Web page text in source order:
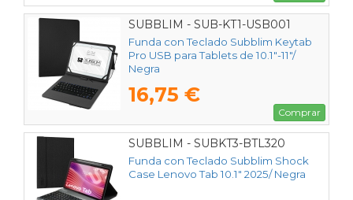
SUBBLIM - SUB-KT1-USB001
Funda con Teclado Subblim Keytab
Pro USB para Tablets de 10.1"-11"/
Negra
16,75 €
Comprar
SUBBLIM - SUBKT3-BTL320
Funda con Teclado Subblim Shock
Case Lenovo Tab 10.1" 2025/ Negra